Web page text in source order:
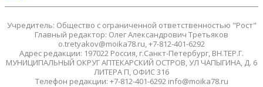
Учредитель: Общество с ограниченной ответственностью "Рост"
Главный редактор: Олег Александрович Третьяков
o.tretyakov@moika78.ru, +7-812-401-6292
Адрес редакции: 197022 Россия, г.Санкт-Петербург, ВН.ТЕР.Г.
МУНИЦИПАЛЬНЫЙ ОКРУГ АПТЕКАРСКИЙ ОСТРОВ, УЛ ЧАПЫГИНА, Д. 6
ЛИТЕРА П, ОФИС 316
Телефон редакции: +7-812-401-6292 info@moika78.ru